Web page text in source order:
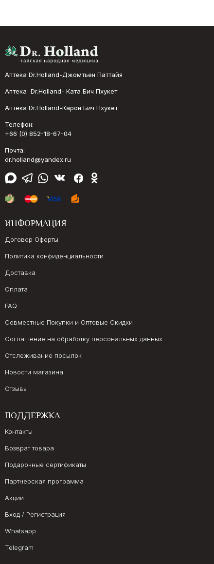
Аптека Dr.Holland-Джомтьен Паттайя
Аптека Dr.Holland- Ката Бич Пхукет
Аптека Dr.Holland-Карон Бич Пхукет
Телефон:
+66 (0) 852-18-67-04
Почта:
dr.holland@yandex.ru
ИНФОРМАЦИЯ
Договор Оферты
Политика конфиденциальности
Доставка
Оплата
FAQ
Совместные Покупки и Оптовые Скидки
Соглашение на обработку персональных данных
Отслеживание посылок
Новости магазина
Отзывы
ПОДДЕРЖКА
Контакты
Возврат товара
Подарочные сертификаты
Партнерская программа
Акции
Вход / Регистрация
Whatsapp
Telegram